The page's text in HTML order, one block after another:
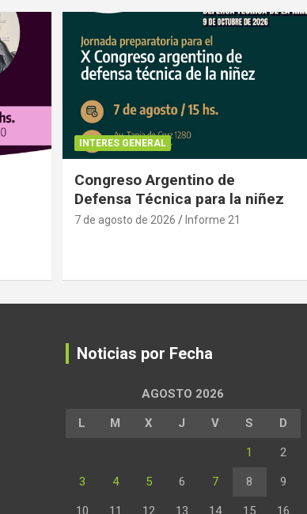
INTERES GENERAL
Congreso Argentino de
Defensa Técnica para la niñez
7 de agosto de 2026 Informe 21
Noticias por Fecha
AGOSTO 2026
L M X J V S D
1 2
3 4 5 6 7 8 9
10 11 12 13 14 15 16